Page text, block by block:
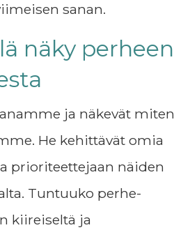
sanan.
näky perheen
ja näkevät miten
He kehittävät omia
prioriteettejaan näiden
Tuntuuko perhe-
kiireiseltä ja